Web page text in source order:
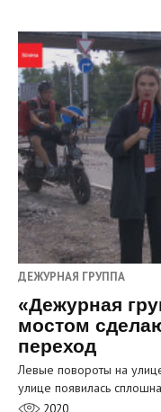
ДЕЖУРНАЯ ГРУППА
«Дежурная
мостом
переход
Левые повороты на
улице появилась
2020